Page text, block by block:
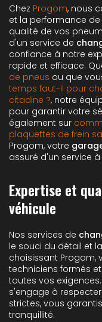
Chez Progom, nous
et la performance
qualité de vos
d'un service de
confiance à notre
rapide et efficace.
de pneus ou que
temps faut-il pour
citadine ?, notre
pour garantir votre
également sur
plaquettes de frein
Progom, votre
assuré d'un service
Expertise et
véhicule
Nos services de
le souci du détail et
choisissant Progom,
techniciens formés
toutes vos
s'engage à
strictes, vous
tranquillité.